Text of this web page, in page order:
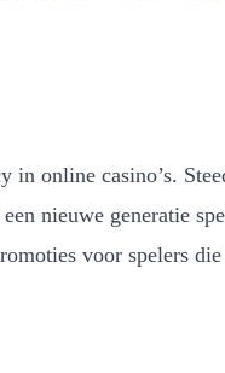
online casino’s.
nieuwe generatie
voor spelers